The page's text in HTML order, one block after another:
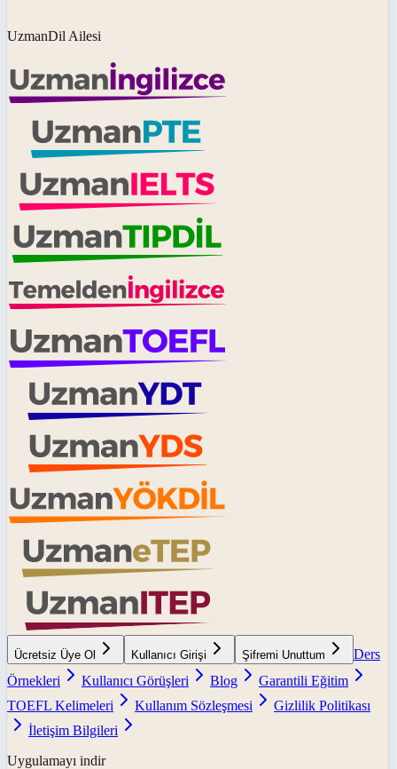
UzmanDil Ailesi
Ücretsiz Üye Ol Kullanıcı Girişi Şifremi Unuttum
Ders
Örnekleri
Kullanıcı Görüşleri Blog
Garantili Eğitim
TOEFL Kelimeleri
Kullanım Sözleşmesi
Gizlilik Politikası
İletişim Bilgileri
Uygulamayı indir